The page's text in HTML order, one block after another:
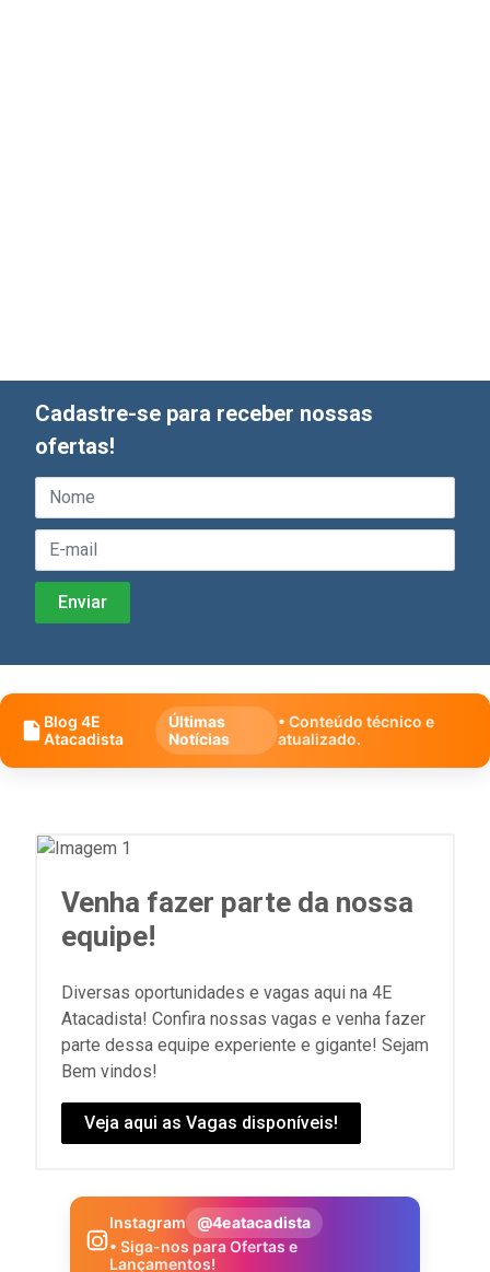
Cadastre-se para receber nossas
ofertas!
Blog 4E
Atacadista
Últimas
Notícias
• Conteúdo técnico e
atualizado.
Venha fazer parte da nossa
equipe!
Diversas oportunidades e vagas aqui na 4E
Atacadista! Confira nossas vagas e venha fazer
parte dessa equipe experiente e gigante! Sejam
Bem vindos!
Veja aqui as Vagas disponíveis!
Instagram
@4eatacadista
• Siga-nos para Ofertas e
Lançamentos!